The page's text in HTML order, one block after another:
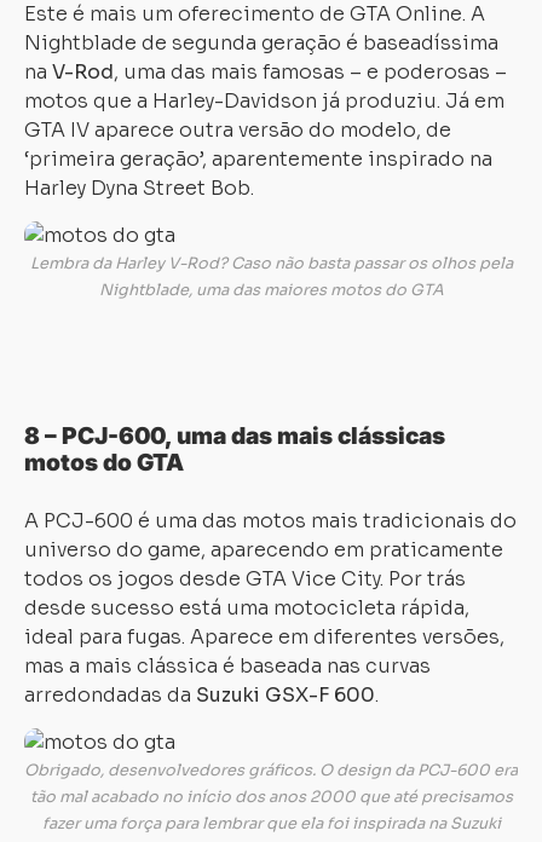
Este é mais um oferecimento de GTA Online. A
Nightblade de segunda geração é baseadíssima
na V-Rod, uma das mais famosas – e poderosas –
motos que a Harley-Davidson já produziu. Já em
GTA IV aparece outra versão do modelo, de
‘primeira geração’, aparentemente inspirado na
Harley Dyna Street Bob.
Lembra da Harley V-Rod? Caso não basta passar os olhos pela
Nightblade, uma das maiores motos do GTA
8 – PCJ-600, uma das mais clássicas
motos do GTA
A PCJ-600 é uma das motos mais tradicionais do
universo do game, aparecendo em praticamente
todos os jogos desde GTA Vice City. Por trás
desde sucesso está uma motocicleta rápida,
ideal para fugas. Aparece em diferentes versões,
mas a mais clássica é baseada nas curvas
arredondadas da Suzuki GSX-F 600.
Obrigado, desenvolvedores gráficos. O design da PCJ-600 era
tão mal acabado no início dos anos 2000 que até precisamos
fazer uma força para lembrar que ela foi inspirada na Suzuki